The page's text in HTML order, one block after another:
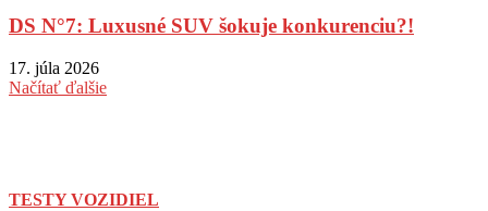
DS N°7: Luxusné SUV šokuje konkurenciu?!
17. júla 2026
Načítať ďalšie
TESTY VOZIDIEL